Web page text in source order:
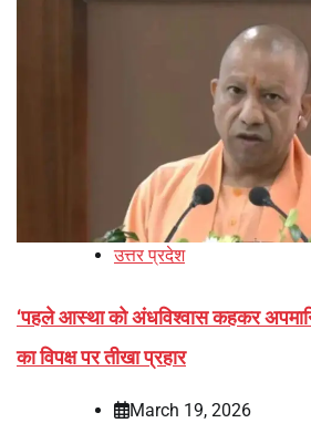
उत्तर प्रदेश
‘पहले आस्था को अंधविश्वास कहकर
का विपक्ष पर तीखा प्रहार
March 19, 2026